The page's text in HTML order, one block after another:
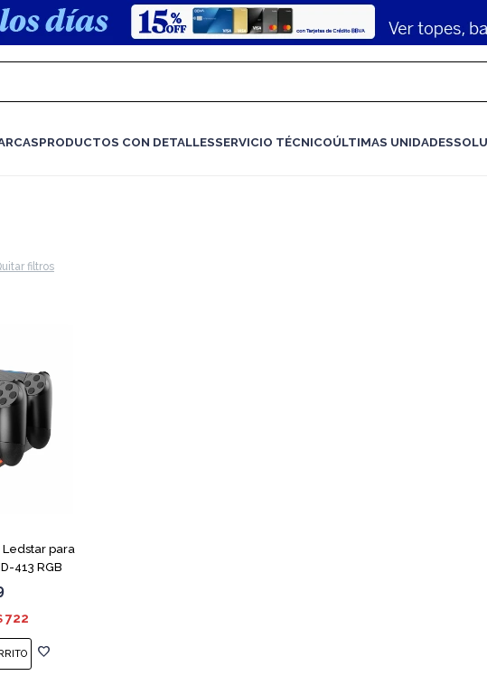
PRODUCTOS CON DETALLESSERVICIO TÉCNICOÚLTIMAS UNIDADES
filtros
para
413 RGB
722